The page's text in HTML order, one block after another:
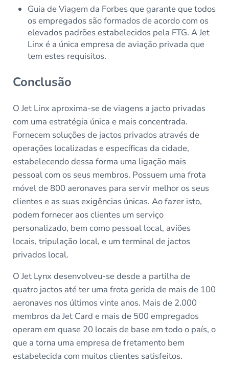
Guia de Viagem da Forbes que garante que todos
os empregados são formados de acordo com os
elevados padrões estabelecidos pela FTG. A Jet
Linx é a única empresa de aviação privada que
tem estes requisitos.
Conclusão
O Jet Linx aproxima-se de viagens a jacto privadas
com uma estratégia única e mais concentrada.
Fornecem soluções de jactos privados através de
operações localizadas e específicas da cidade,
estabelecendo dessa forma uma ligação mais
pessoal com os seus membros. Possuem uma frota
móvel de 800 aeronaves para servir melhor os seus
clientes e as suas exigências únicas. Ao fazer isto,
podem fornecer aos clientes um serviço
personalizado, bem como pessoal local, aviões
locais, tripulação local, e um terminal de jactos
privados local.
O Jet Lynx desenvolveu-se desde a partilha de
quatro jactos até ter uma frota gerida de mais de 100
aeronaves nos últimos vinte anos. Mais de 2.000
membros da Jet Card e mais de 500 empregados
operam em quase 20 locais de base em todo o país, o
que a torna uma empresa de fretamento bem
estabelecida com muitos clientes satisfeitos.